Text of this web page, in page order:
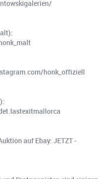
honk_offiziell
auf Ebay: JETZT -